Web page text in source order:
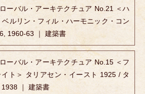
ーバル・アーキテクチュア No.21 ＜ハ
ルリン・フィル・ハーモニック・コン
1960-63 ｜ 建築書
ーバル・アーキテクチュア No.15 ＜フ
ト＞ タリアセン・イースト 1925 / タ
1938 ｜ 建築書